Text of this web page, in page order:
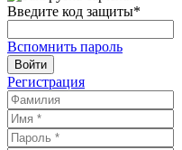
Введите код защиты*
Вспомнить пароль
Войти
Регистрация